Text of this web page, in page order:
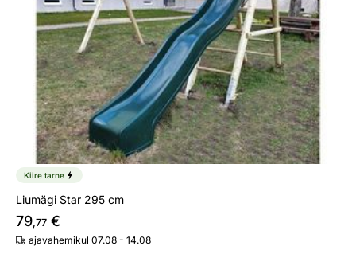
Kiire tarne
Liumägi Star 295 cm
79,77 €
ajavahemikul 07.08 - 14.08